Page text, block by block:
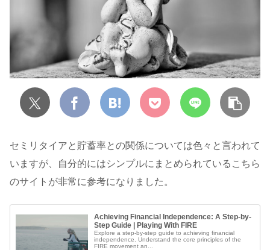
セミリタイアと貯蓄率との関係については色々と言われて
いますが、自分的にはシンプルにまとめられているこちら
のサイトが非常に参考になりました。
Achieving Financial Independence: A Step-by-
Step Guide | Playing With FIRE
Explore a step-by-step guide to achieving financial
independence. Understand the core principles of the
FIRE movement an...